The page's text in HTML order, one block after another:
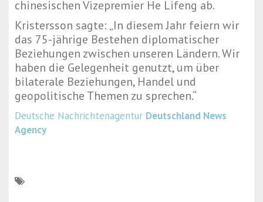
chinesischen Vizepremier He Lifeng ab.
Kristersson sagte: „In diesem Jahr feiern wir
das 75-jährige Bestehen diplomatischer
Beziehungen zwischen unseren Ländern. Wir
haben die Gelegenheit genutzt, um über
bilaterale Beziehungen, Handel und
geopolitische Themen zu sprechen.“
Deutsche Nachrichtenagentur Deutschland News
Agency